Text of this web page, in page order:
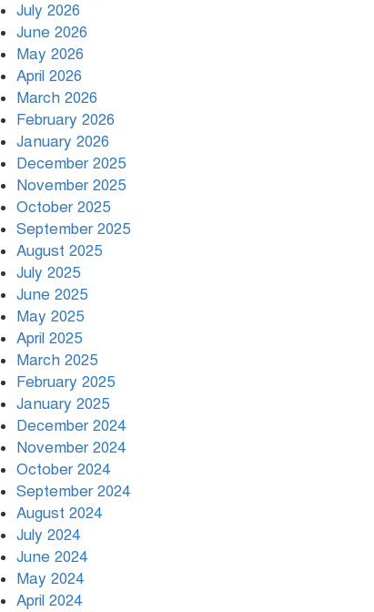
বৃষ্টি থামার নাম নেই, পথে পথে
July 2026
June 2026
May 2026
April 2026
March 2026
February 2026
January 2026
December 2025
November 2025
October 2025
September 2025
August 2025
July 2025
June 2025
May 2025
April 2025
March 2025
February 2025
January 2025
December 2024
November 2024
October 2024
September 2024
August 2024
July 2024
June 2024
May 2024
April 2024